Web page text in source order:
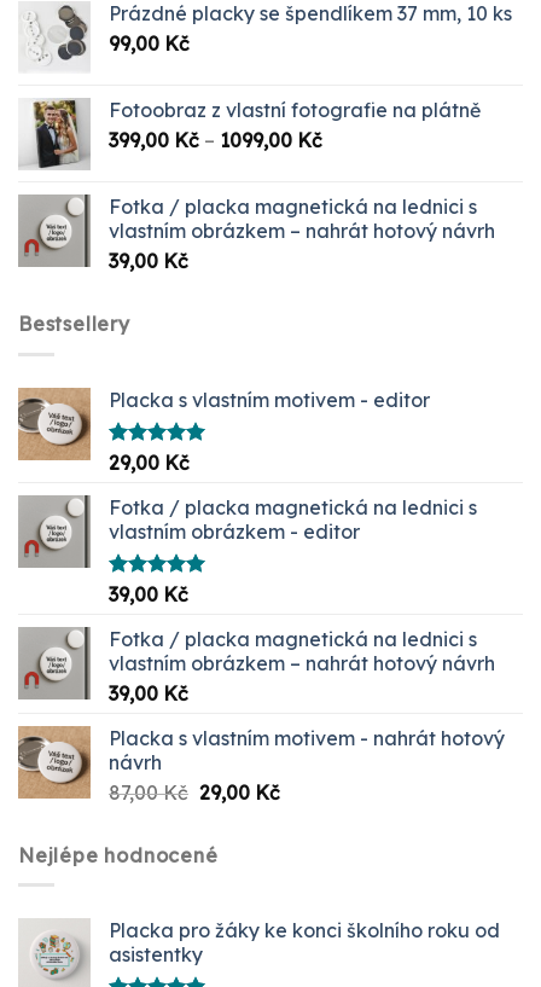
byla:
je:
Prázdné placky se špendlíkem 37 mm, 10 ks
99,00 Kč
Fotoobraz z vlastní fotografie na plátně
399,00 Kč – 1099,00 KčRozpětí
až
1099,00 Kč
Fotka / placka magnetická na lednici s
vlastním obrázkem – nahrát hotový návrh
39,00 Kč
Bestsellery
Placka s vlastním motivem - editor
Hodnocení
5.00
29,00 Kč
Fotka / placka magnetická na lednici s
vlastním obrázkem - editor
Hodnocení
5.00
39,00 Kč
Fotka / placka magnetická na lednici s
vlastním obrázkem – nahrát hotový návrh
39,00 Kč
Placka s vlastním motivem - nahrát hotový
návrh
87,00Kč Původní
byla:
87,00 Kč.
29,00 KčAktuální
Nejlépe hodnocené
Placka pro žáky ke konci školního roku od
asistentky